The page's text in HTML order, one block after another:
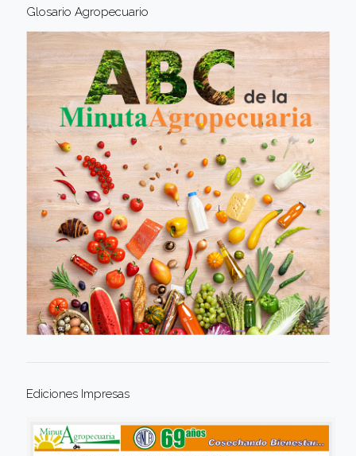
Glosario Agropecuario
Ediciones Impresas